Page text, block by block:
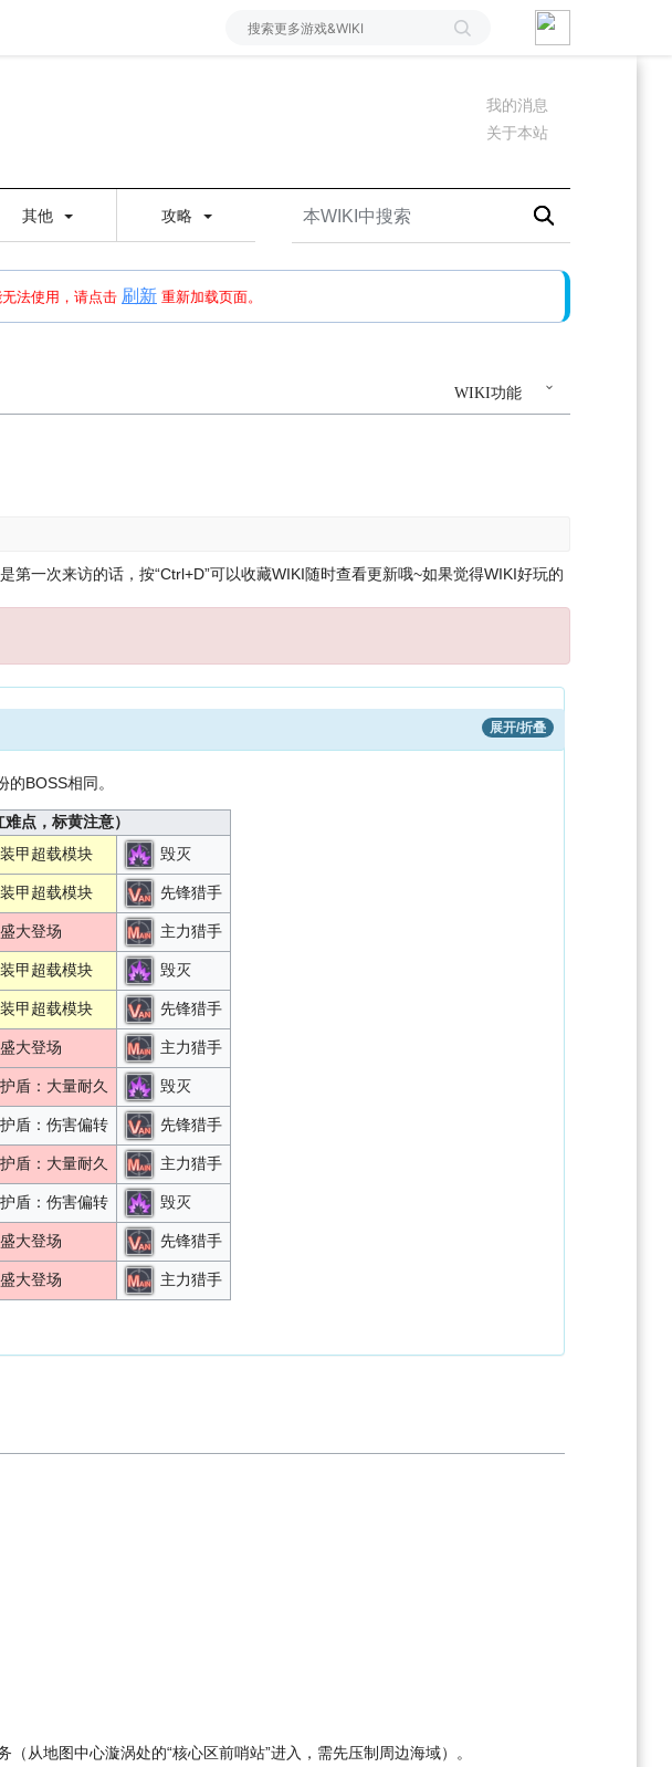
我的消息
关于本站
其他 攻略
法使用，请点击 刷新 重新加载页面。
清除页面缓存并刷新，如果还有问题，请多尝试几次。
WIKI功能
第一次来访的话，按“Ctrl+D”可以收藏WIKI随时查看更新哦~如果觉得WIKI好玩的
展开/折叠
BOSS相同。
点，标黄注意）
装甲超载模块 毁灭
装甲超载模块 先锋猎手
盛大登场 主力猎手
装甲超载模块 毁灭
装甲超载模块 先锋猎手
盛大登场 主力猎手
护盾：大量耐久 毁灭
护盾：伤害偏转 先锋猎手
护盾：大量耐久 主力猎手
护盾：伤害偏转 毁灭
盛大登场 先锋猎手
盛大登场 主力猎手
（从地图中心漩涡处的“核心区前哨站”进入，需先压制周边海域）。